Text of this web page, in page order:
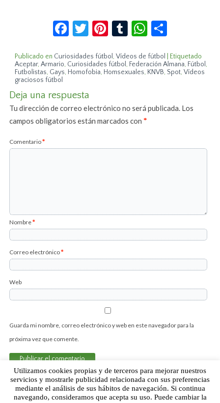
Facebook
Twitter
Pinterest
TumblrWhatsApp
Publicado en Curiosidades fútbol,Vídeos de fútbol
Etiquetado
Aceptar,Armario, Curiosidades fútbol, Federación Almana, Fútbol,
Futbolistas, Gays, Homofobia, Homsexuales, KNVB, Spot,Vídeos
graciosos fútbol
Deja una respuesta
Tu dirección de correo electrónico no será publicada. Los
campos obligatorios están marcados con*
Comentario*
Nombre*
Correo electrónico*
Web
Guarda mi nombre, correo electrónico y web en este navegador para la
próxima vez que comente.
Sobre Humor Fútbol Club | Aviso legal |Contacto
Utilizamos cookies propias y de terceros para mejorar nuestros
servicios y mostrarle publicidad relacionada con sus preferencias
mediante el análisis de sus hábitos de navegación. Si continua
navegando, consideramos que acepta su uso. Puede cambiar la